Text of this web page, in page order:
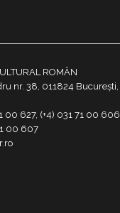
ROMÂN
nr. 38, 011824 București,
00 627, (+4) 031 71 00 606
00 607